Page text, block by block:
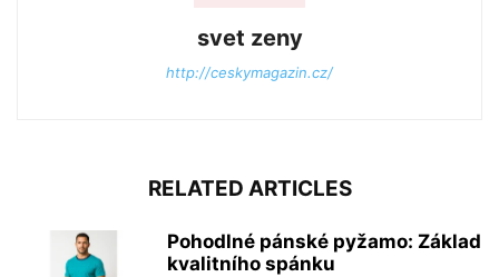
svet zeny
http://ceskymagazin.cz/
RELATED ARTICLES
Pohodlné pánské pyžamo: Základ
kvalitního spánku